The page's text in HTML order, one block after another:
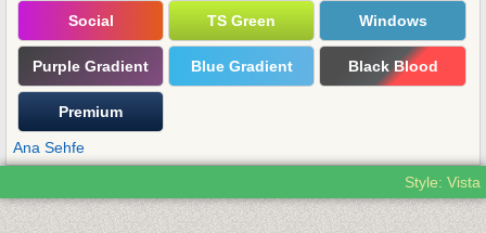
Social TS Green Windows
Purple Gradient Blue Gradient Black Blood
Premium
Ana Sehfe
Style: Vista